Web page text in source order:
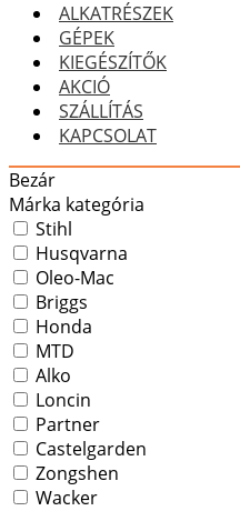
ALKATRÉSZEK
GÉPEK
KIEGÉSZÍTŐK
AKCIÓ
SZÁLLÍTÁS
KAPCSOLAT
Bezár
Márka kategória
Stihl
Husqvarna
Oleo-Mac
Briggs
Honda
MTD
Alko
Loncin
Partner
Castelgarden
Zongshen
Wacker